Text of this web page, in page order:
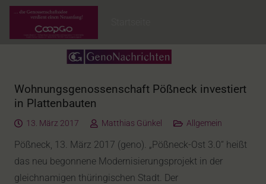
Wohnungsgenossenschaft Pößneck investiert
in Plattenbauten
13. März 2017 Matthias Günkel Allgemein
Pößneck, 13. März 2017 (geno). „Pößneck-Ost 3.0“ heißt
das neu begonnene Modernisierungsprojekt in der
gleichnamigen thüringischen Stadt. Der